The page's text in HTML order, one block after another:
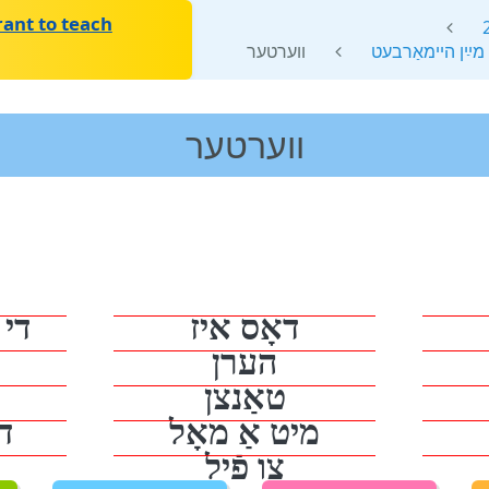
װערטער
to teach
װערטער
דאָס איז
הערן
טאַנצן
מיט אַ מאָל
צו פֿיל